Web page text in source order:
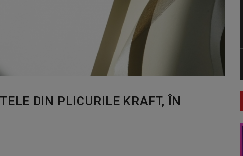
DIN PLICURILE KRAFT, ÎN